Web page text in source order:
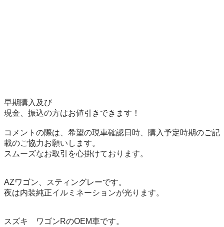
早期購入及び
現金、振込の方はお値引きできます！
コメントの際は、希望の現車確認日時、購入予定時期のご記
載のご協力お願いします。
スムーズなお取引を心掛けております。
AZワゴン、スティングレーです。
夜は内装純正イルミネーションが光ります。
スズキ　ワゴンRのOEM車です。